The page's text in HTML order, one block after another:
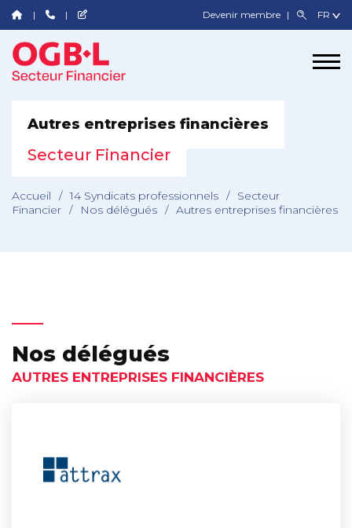
Devenir membre
Autres entreprises financières
Secteur Financier
Accueil / 14 Syndicats professionnels /
Secteur
Financier / Nos délégués / Autres entreprises financières
Nos délégués
AUTRES ENTREPRISES FINANCIÈRES